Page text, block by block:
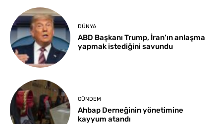
DÜNYA
ABD Başkanı Trump, İran’ın anlaşma
yapmak istediğini savundu
GÜNDEM
Ahbap Derneğinin yönetimine
kayyum atandı